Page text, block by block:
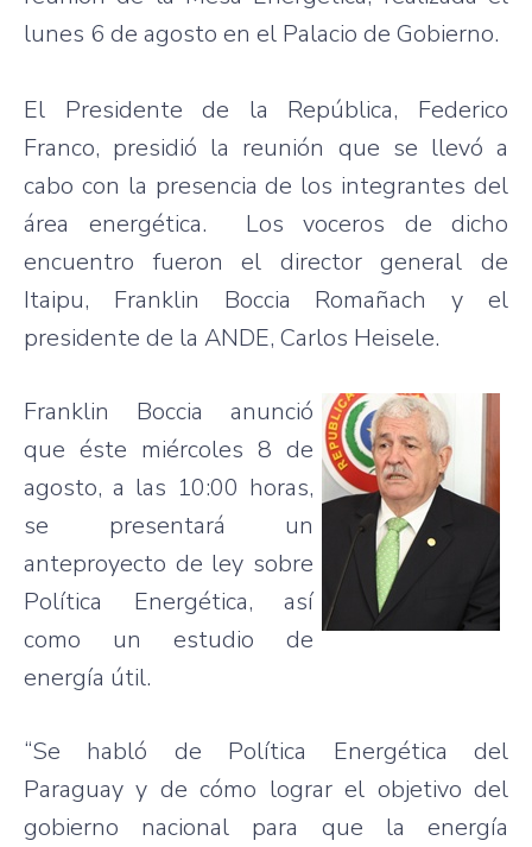
lunes 6 de agosto en el Palacio de Gobierno.
El Presidente de la República, Federico
Franco, presidió la reunión que se llevó a
cabo con la presencia de los integrantes del
área
energética. Los voceros de dicho
encuentro
fueron el director general de
Itaipu, Franklin Boccia Romañach y el
presidente de la ANDE, Carlos Heisele.
Franklin Boccia
anunció
que éste miércoles 8 de
agosto, a las 10:00 horas,
se presentará un
anteproyecto de ley sobre
Política
Energética, así
como un estudio de
energía útil.
“Se habló de Política Energética del
Paraguay y decómo lograrel objetivo del
gobierno
nacional para que laenergía